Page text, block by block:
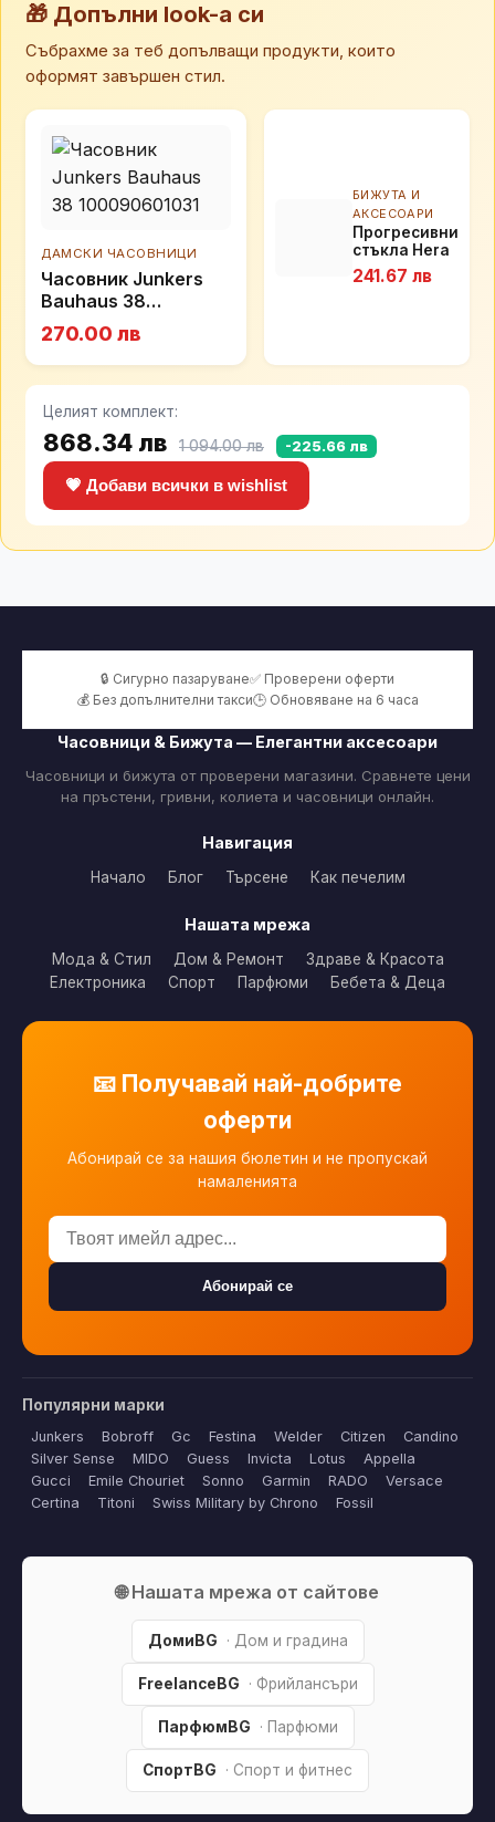
🎁 Допълни look-а си
Събрахме за теб допълващи продукти, които
оформят завършен стил.
ДАМСКИ ЧАСОВНИЦИ
Часовник Junkers
Bauhaus 38
100090601031
270.00 лв
БИЖУТА И
АКСЕСОАРИ
Прогресивни
стъкла Hera
ExcelLens
241.67 лв
Целият комплект:
868.34 лв 1 094.00 лв -225.66 лв
💗 Добави всички в wishlist
🔒 Сигурно пазаруване✅ Проверени оферти
💰 Без допълнителни такси🕒 Обновяване на 6 часа
Часовници & Бижута — Елегантни аксесоари
Часовници и бижута от проверени магазини. Сравнете цени
на пръстени, гривни, колиета и часовници онлайн.
Навигация
Начало Блог Търсене Как печелим
Нашата мрежа
Мода & Стил Дом & Ремонт
Здраве & Красота
Електроника
Спорт Парфюми Бебета & Деца
📧 Получавай най-добрите
оферти
Абонирай се за нашия бюлетин и не пропускай
намаленията
Абонирай се
Популярни марки
Junkers Bobroff Gc Festina Welder Citizen
Candino
Silver Sense
MIDO Guess Invicta Lotus
Appella
Gucci
Emile Chouriet Sonno Garmin RADO
Versace
Certina
Titoni Swiss Military by Chrono Fossil
🌐 Нашата мрежа от сайтове
ДомиBG · Дом и градина
FreelanceBG · Фрийлансъри
ПарфюмBG · Парфюми
СпортBG · Спорт и фитнес